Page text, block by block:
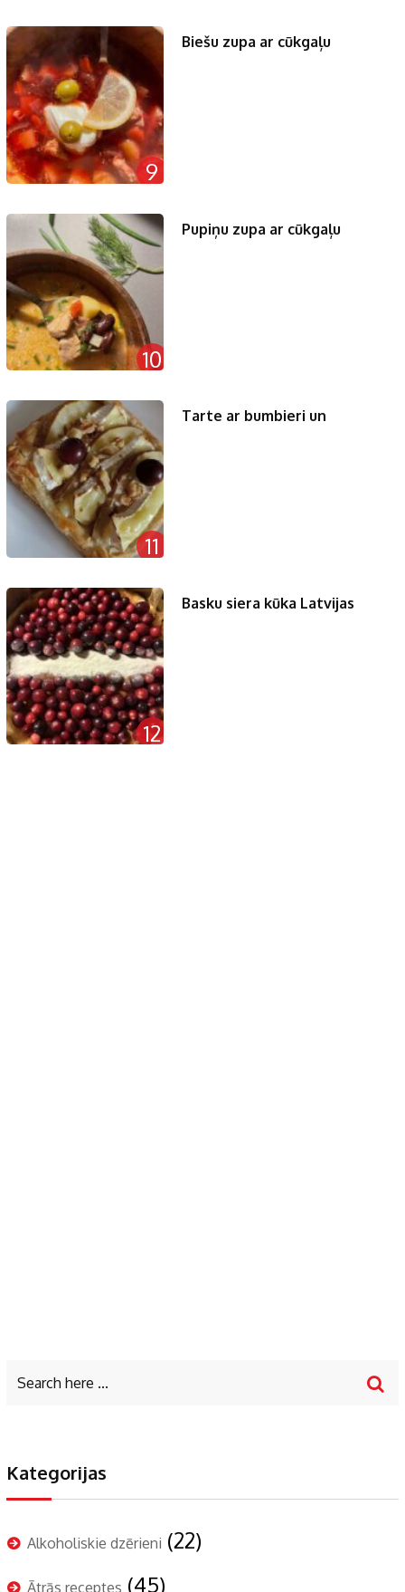
9
Biešu zupa ar cūkgaļu
10
Pupiņu zupa ar cūkgaļu
11
Tarte ar bumbieri un
12
Basku siera kūka Latvijas
Kategorijas
Alkoholiskie dzērieni (22)
Ātrās receptes (45)